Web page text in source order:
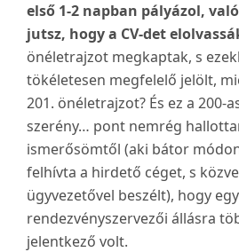
első 1-2 napban pályázol,
jutsz, hogy a CV-det
önéletrajzot megkaptak, s
tökéletesen megfelelő jelölt,
201. önéletrajzot? És ez a 200-
szerény… pont nemrég
ismerősömtől (aki bátor
felhívta a hirdető céget, s
ügyvezetővel beszélt), hogy
rendezvényszervezői állásra
jelentkező volt.